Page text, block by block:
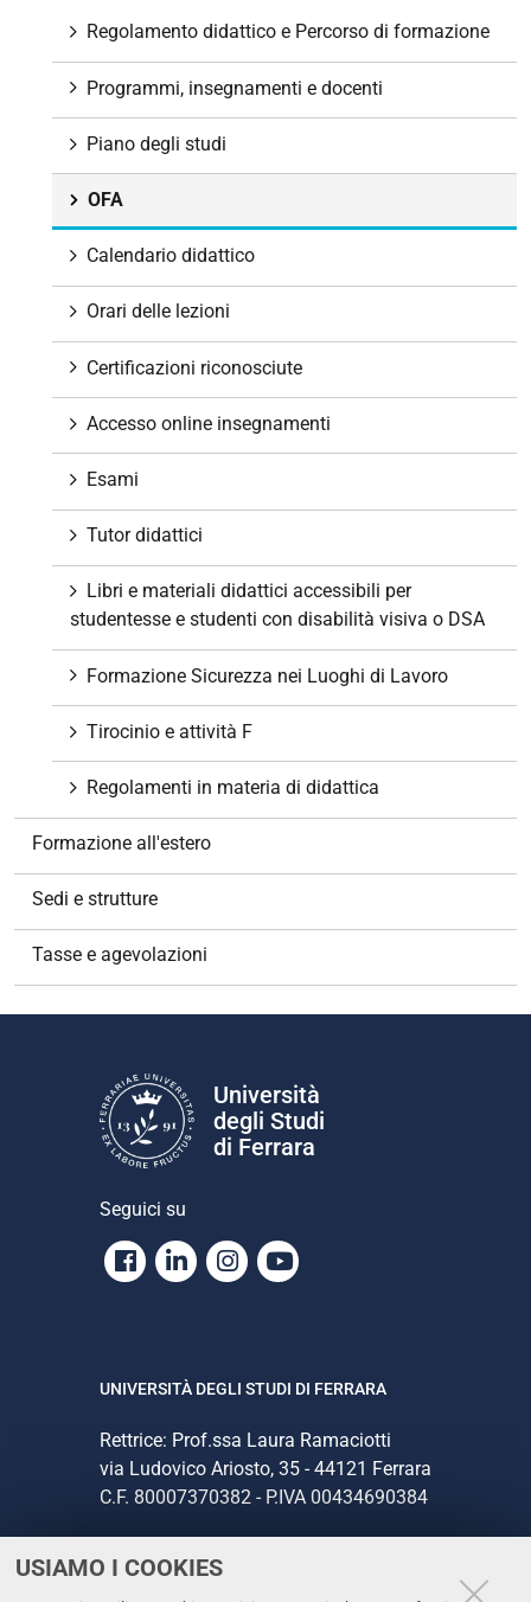
USIAMO I COOKIES
Regolamento didattico e Percorso di formazione
Programmi, insegnamenti e docenti
Piano degli studi
OFA
Calendario didattico
Orari delle lezioni
Certificazioni riconosciute
Accesso online insegnamenti
Esami
Tutor didattici
Libri e materiali didattici accessibili per
studentesse e studenti con disabilità visiva o DSA
Formazione Sicurezza nei Luoghi di Lavoro
Tirocinio e attività F
Regolamenti in materia di didattica
Formazione all'estero
Sedi e strutture
Tasse e agevolazioni
Università
degli Studi
di Ferrara
Seguici su
Facebook
LinkedinInstagram
Youtube
UNIVERSITÀ DEGLI STUDI DI FERRARA
Rettrice: Prof.ssa Laura Ramaciotti
via Ludovico Ariosto, 35 - 44121 Ferrara
C.F. 80007370382 - P.IVA 00434690384
CONTATTI